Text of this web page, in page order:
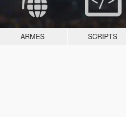
ARMES SCRIPTS